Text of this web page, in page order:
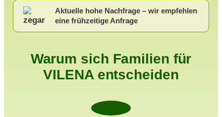
Aktuelle hohe Nachfrage – wir empfehlen
eine frühzeitige Anfrage
Warum sich Familien für
VILENA entscheiden